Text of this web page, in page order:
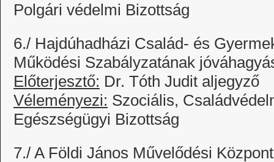
Polgári védelmi Bizottság
6./ Hajdúhadházi Család- és
Működési Szabályzatának
Előterjesztő: Dr. Tóth Judit aljegyző
Véleményezi: Szociális,
Egészségügyi Bizottság
7./ A Földi János Művelődési